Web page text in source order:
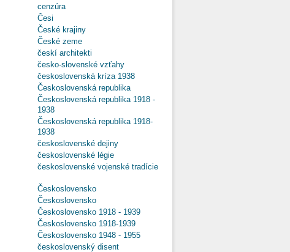
cenzúra
Česi
České krajiny
České zeme
českí architekti
česko-slovenské vzťahy
československá kríza 1938
Československá republika
Československá republika 1918 -
1938
Československá republika 1918-
1938
československé dejiny
československé légie
československé vojenské tradície
Československo
Československo
Československo 1918 - 1939
Československo 1918-1939
Československo 1948 - 1955
československý disent